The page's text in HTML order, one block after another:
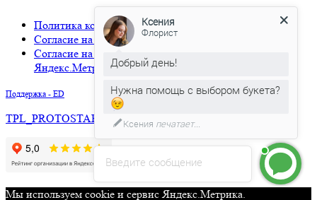
Политика конфиденциальности
Согласие на обработку персональных данных
Согласие на использование cookies и сервиса
Яндекс.Метрика
Поддержка - ED
TPL_PROTOSTAR_BACKTOTOP
Мы используем cookie и сервис Яндекс.Метрика.
Введите сообщение
Ксения
Флорист
Добрый день!
Нужна помощь с выбором букета?
Ксения печатает...